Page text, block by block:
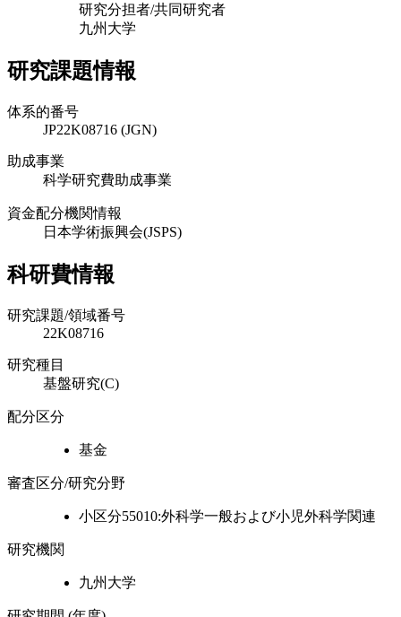
研究分担者/共同研究者
九州大学
研究課題情報
体系的番号
JP22K08716 (JGN)
助成事業
科学研究費助成事業
資金配分機関情報
日本学術振興会(JSPS)
科研費情報
研究課題/領域番号
22K08716
研究種目
基盤研究(C)
配分区分
基金
審査区分/研究分野
小区分55010:外科学一般および小児外科学関連
研究機関
九州大学